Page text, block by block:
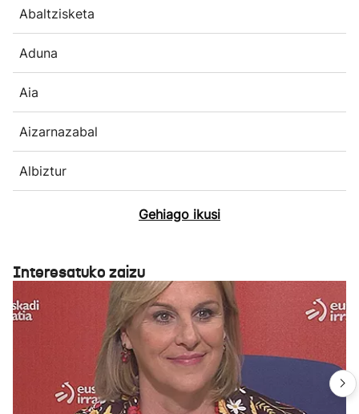
Abaltzisketa
Aduna
Aia
Aizarnazabal
Albiztur
Gehiago ikusi
Interesatuko zaizu